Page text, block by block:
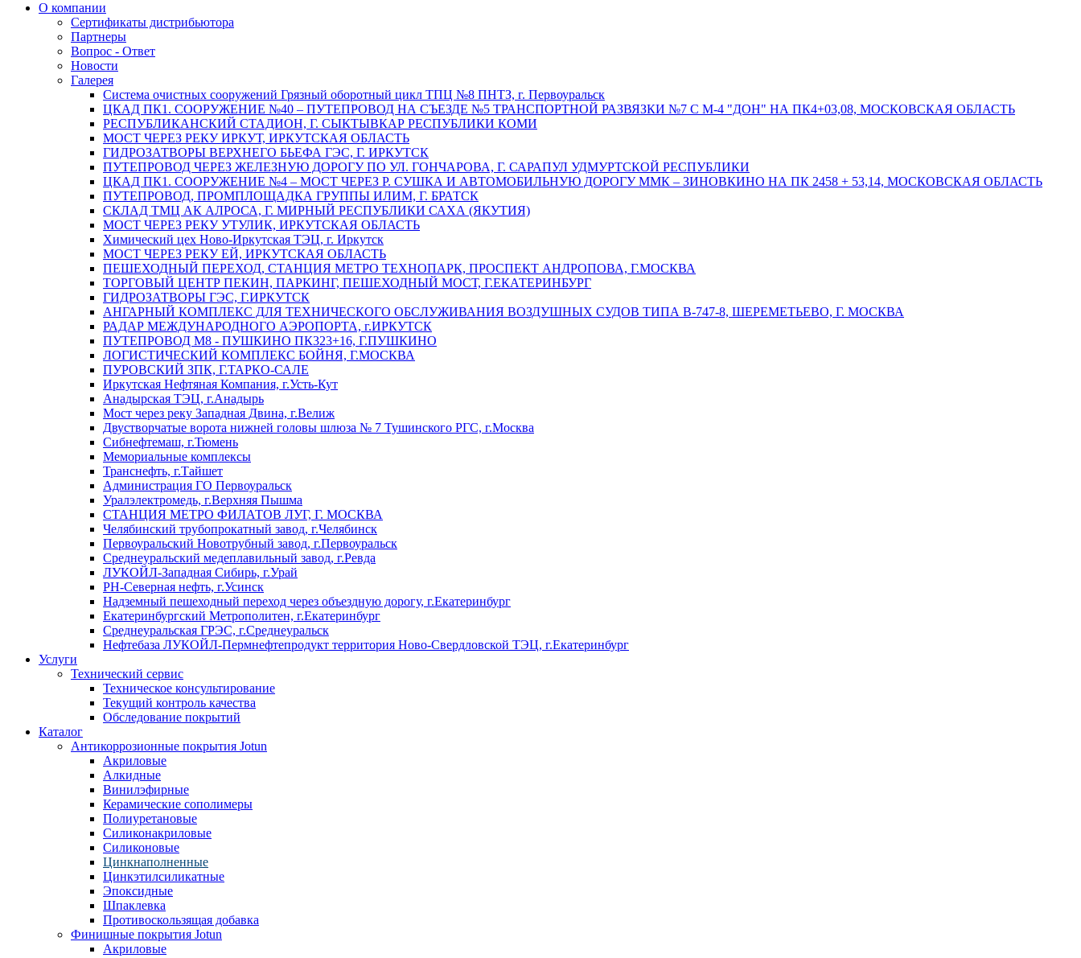
О компании
Сертификаты дистрибьютора
Партнеры
Вопрос - Ответ
Новости
Галерея
Система очистных сооружений Грязный оборотный цикл ТПЦ №8 ПНТЗ, г. Первоуральск
ЦКАД ПК1. СООРУЖЕНИЕ №40 – ПУТЕПРОВОД НА СЪЕЗДЕ №5 ТРАНСПОРТНОЙ РАЗВЯЗКИ №7 С М-4 "ДОН" НА ПК4+03,08, МОСКОВСКАЯ ОБЛАСТЬ
РЕСПУБЛИКАНСКИЙ СТАДИОН, Г. СЫКТЫВКАР РЕСПУБЛИКИ КОМИ
МОСТ ЧЕРЕЗ РЕКУ ИРКУТ, ИРКУТСКАЯ ОБЛАСТЬ
ГИДРОЗАТВОРЫ ВЕРХНЕГО БЬЕФА ГЭС, Г. ИРКУТСК
ПУТЕПРОВОД ЧЕРЕЗ ЖЕЛЕЗНУЮ ДОРОГУ ПО УЛ. ГОНЧАРОВА, Г. САРАПУЛ УДМУРТСКОЙ РЕСПУБЛИКИ
ЦКАД ПК1. СООРУЖЕНИЕ №4 – МОСТ ЧЕРЕЗ Р. СУШКА И АВТОМОБИЛЬНУЮ ДОРОГУ ММК – ЗИНОВКИНО НА ПК 2458 + 53,14, МОСКОВСКАЯ ОБЛАСТЬ
ПУТЕПРОВОД, ПРОМПЛОЩАДКА ГРУППЫ ИЛИМ, Г. БРАТСК
СКЛАД ТМЦ АК АЛРОСА, Г. МИРНЫЙ РЕСПУБЛИКИ САХА (ЯКУТИЯ)
МОСТ ЧЕРЕЗ РЕКУ УТУЛИК, ИРКУТСКАЯ ОБЛАСТЬ
Химический цех Ново-Иркутская ТЭЦ, г. Иркутск
МОСТ ЧЕРЕЗ РЕКУ ЕЙ, ИРКУТСКАЯ ОБЛАСТЬ
ПЕШЕХОДНЫЙ ПЕРЕХОД, СТАНЦИЯ МЕТРО ТЕХНОПАРК, ПРОСПЕКТ АНДРОПОВА, Г.МОСКВА
ТОРГОВЫЙ ЦЕНТР ПЕКИН, ПАРКИНГ, ПЕШЕХОДНЫЙ МОСТ, Г.ЕКАТЕРИНБУРГ
ГИДРОЗАТВОРЫ ГЭС, Г.ИРКУТСК
АНГАРНЫЙ КОМПЛЕКС ДЛЯ ТЕХНИЧЕСКОГО ОБСЛУЖИВАНИЯ ВОЗДУШНЫХ СУДОВ ТИПА В-747-8, ШЕРЕМЕТЬЕВО, Г. МОСКВА
РАДАР МЕЖДУНАРОДНОГО АЭРОПОРТА, г.ИРКУТСК
ПУТЕПРОВОД М8 - ПУШКИНО ПК323+16, Г.ПУШКИНО
ЛОГИСТИЧЕСКИЙ КОМПЛЕКС БОЙНЯ, Г.МОСКВА
ПУРОВСКИЙ ЗПК, Г.ТАРКО-САЛЕ
Иркутская Нефтяная Компания, г.Усть-Кут
Анадырская ТЭЦ, г.Анадырь
Мост через реку Западная Двина, г.Велиж
Двустворчатые ворота нижней головы шлюза № 7 Тушинского РГС, г.Москва
Сибнефтемаш, г.Тюмень
Мемориальные комплексы
Транснефть, г.Тайшет
Администрация ГО Первоуральск
Уралэлектромедь, г.Верхняя Пышма
СТАНЦИЯ МЕТРО ФИЛАТОВ ЛУГ, Г. МОСКВА
Челябинский трубопрокатный завод, г.Челябинск
Первоуральский Новотрубный завод, г.Первоуральск
Среднеуральский медеплавильный завод, г.Ревда
ЛУКОЙЛ-Западная Сибирь, г.Урай
РН-Северная нефть, г.Усинск
Надземный пешеходный переход через объездную дорогу, г.Екатеринбург
Екатеринбургский Метрополитен, г.Екатеринбург
Среднеуральская ГРЭС, г.Среднеуральск
Нефтебаза ЛУКОЙЛ-Пермнефтепродукт территория Ново-Свердловской ТЭЦ, г.Екатеринбург
Услуги
Технический сервис
Техническое консультирование
Текущий контроль качества
Обследование покрытий
Каталог
Антикоррозионные покрытия Jotun
Акриловые
Алкидные
Винилэфирные
Керамические сополимеры
Полиуретановые
Силиконакриловые
Силиконовые
Цинкнаполненные
Цинкэтилсиликатные
Эпоксидные
Шпаклевка
Противоскользящая добавка
Финишные покрытия Jotun
Акриловые